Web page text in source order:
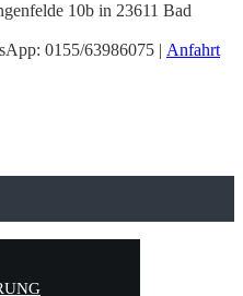
10b in 23611 Bad
0155/63986075 | Anfahrt